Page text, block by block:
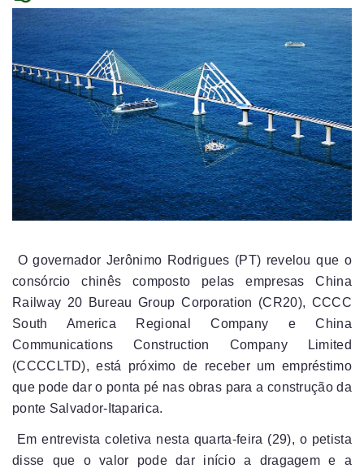
O governador Jerônimo Rodrigues (PT) revelou que o
consórcio chinês composto pelas empresas China
Railway 20 Bureau Group Corporation (CR20), CCCC
South America Regional Company e China
Communications Construction Company Limited
(CCCCLTD), está próximo de receber um empréstimo
que pode dar o ponta pé nas obras para a construção da
ponte Salvador-Itaparica.
Em entrevista coletiva nesta quarta-feira (29), o petista
disse que o valor pode dar início a dragagem e a